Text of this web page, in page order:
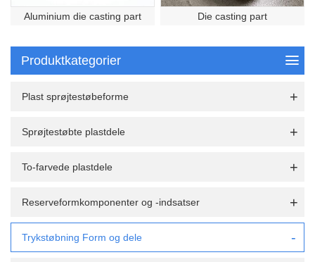
Aluminium die casting part Die casting part
Produktkategorier
Plast sprøjtestøbeforme
Sprøjtestøbte plastdele
To-farvede plastdele
Reserveformkomponenter og -indsatser
Trykstøbning Form og dele